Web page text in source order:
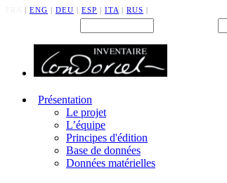
| ENG | DEU | ESP | ITA | RUS |
Présentation
Le projet
L’équipe
Principes d'édition
Base de données
Données matérielles